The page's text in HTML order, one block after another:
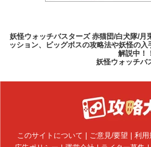
妖怪ウォッチバスターズ 赤猫団/白犬隊/月
ッション、ビッグボスの攻略法や妖怪の
解説中！！
妖怪ウォッチバ
このサイトについて ご意見/要望 利用